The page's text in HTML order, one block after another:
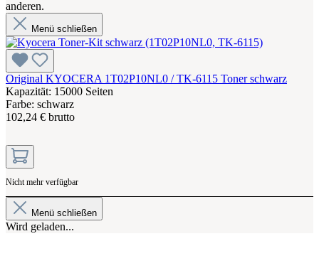
anderen.
Menü schließen
Original KYOCERA 1T02P10NL0 / TK-6115 Toner schwarz
Kapazität: 15000 Seiten
Farbe: schwarz
102,24 € brutto
Nicht mehr verfügbar
Menü schließen
Wird geladen...